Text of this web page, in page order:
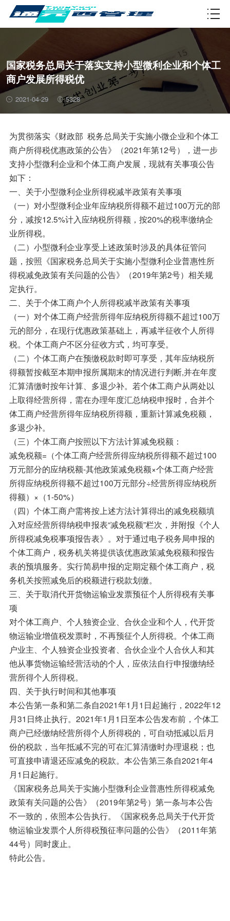
资质许可
国家税务总局关于落实支持小型微利企业和个体工
商户发展所得税优
2021-04-29 5328
为贯彻落实《财政部 税务总局关于实施小微企业和个体工
商户所得税优惠政策的公告》（2021年第12号），进一步
支持小型微利企业和个体工商户发展，现就有关事项公告
如下：
一、关于小型微利企业所得税减半政策有关事项
（一）对小型微利企业年应纳税所得额不超过100万元的部
分，减按12.5%计入应纳税所得额，按20%的税率缴纳企
业所得税。
（二）小型微利企业享受上述政策时涉及的具体征管问
题，按照《国家税务总局关于实施小型微利企业普惠性所
得税减免政策有关问题的公告》（2019年第2号）相关规
定执行。
二、关于个体工商户个人所得税减半政策有关事项
（一）对个体工商户经营所得年应纳税所得额不超过100万
元的部分，在现行优惠政策基础上，再减半征收个人所得
税。个体工商户不区分征收方式，均可享受。
（二）个体工商户在预缴税款时即可享受，其年应纳税所
得额暂按截至本期申报所属期末的情况进行判断,并在年度
汇算清缴时按年计算、多退少补。若个体工商户从两处以
上取得经营所得，需在办理年度汇总纳税申报时，合并个
体工商户经营所得年应纳税所得额，重新计算减免税额，
多退少补。
（三）个体工商户按照以下方法计算减免税额：
减免税额=（个体工商户经营所得应纳税所得额不超过100
万元部分的应纳税额-其他政策减免税额×个体工商户经营
所得应纳税所得额不超过100万元部分÷经营所得应纳税所
得额）×（1-50%）
（四）个体工商户需将按上述方法计算得出的减免税额填
入对应经营所得纳税申报表“减免税额”栏次，并附报《个人
所得税减免税事项报告表》。对于通过电子税务局申报的
个体工商户，税务机关将提供该优惠政策减免税额和报告
表的预填服务。实行简易申报的定期定额个体工商户，税
务机关按照减免后的税额进行税款划缴。
三、关于取消代开货物运输业发票预征个人所得税有关事
项
对个体工商户、个人独资企业、合伙企业和个人，代开货
物运输业增值税发票时，不再预征个人所得税。个体工商
户业主、个人独资企业投资者、合伙企业个人合伙人和其
他从事货物运输经营活动的个人，应依法自行申报缴纳经
营所得个人所得税。
四、关于执行时间和其他事项
本公告第一条和第二条自2021年1月1日起施行，2022年12
月31日终止执行。2021年1月1日至本公告发布前，个体工
商户已经缴纳经营所得个人所得税的，可自动抵减以后月
份的税款，当年抵减不完的可在汇算清缴时办理退税；也
可直接申请退还应减免的税款。本公告第三条自2021年4
月1日起施行。
《国家税务总局关于实施小型微利企业普惠性所得税减免
政策有关问题的公告》（2019年第2号）第一条与本公告
不一致的，依照本公告执行。《国家税务总局关于代开货
物运输业发票个人所得税预征率问题的公告》（2011年第
44号）同时废止。
特此公告。